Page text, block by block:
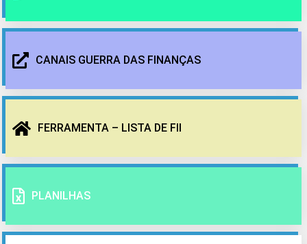
CANAIS GUERRA DAS FINANÇAS
FERRAMENTA – LISTA DE FII
PLANILHAS